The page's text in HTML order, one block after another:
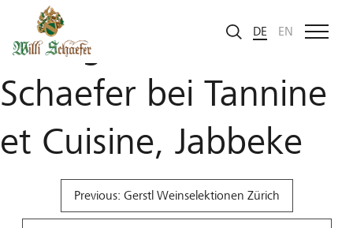
DE
EN
Weingut Willi
Schaefer bei Tannine
et Cuisine, Jabbeke
Beitragsnavigation
Previous: Gerstl Weinselektionen Zürich